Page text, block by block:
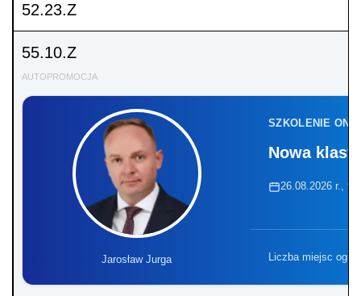
52.23.Z
55.10.Z
AUTOPROMOCJA
Jarosław Jurga
SZKOLENIE
Nowa
26.08.2026 r.,
Liczba miejsc